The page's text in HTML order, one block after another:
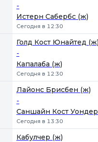
-
Истерн Сабербс (ж)
Сегодня в 12:30
Голд Кост Юнайтед (ж)
-
Капалаба (ж)
Сегодня в 12:30
Лайонс Брисбен (ж)
-
Саншайн Кост
Сегодня в 13:30
Кабулчер (ж)